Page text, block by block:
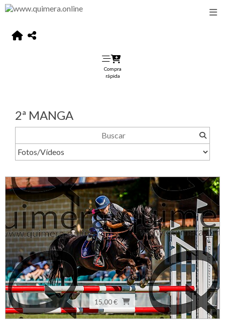
Compra
rápida
2ª MANGA
15,00 €